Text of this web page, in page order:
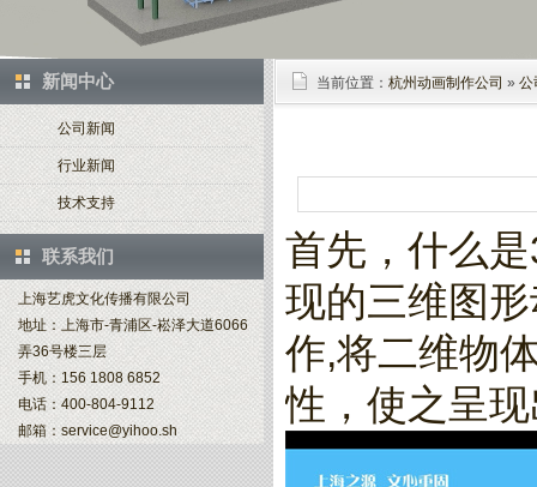
新闻中心
公司新闻
行业新闻
技术支持
联系我们
上海艺虎文化传播有限公司
地址：上海市-青浦区-崧泽大道6066
弄36号楼三层
手机：156 1808 6852
电话：400-804-9112
邮箱：service@yihoo.sh
当前位置： 杭州动画制作公司 » 公
首先，什么
现的三维图
作,将二维物
性，使之呈